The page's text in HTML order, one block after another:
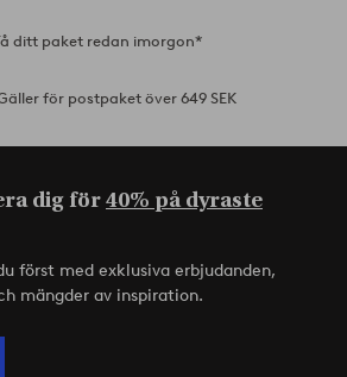
ditt paket redan imorgon*
för postpaket över 649 SEK
dig för40% på dyraste
först med exklusiva erbjudanden,
mängder av inspiration.